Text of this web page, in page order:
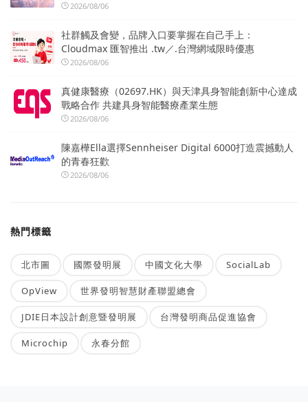
2026/08/06
社群觸及會變，品牌入口要掌握在自己手上：
Cloudmax 匯智推出 .tw／.台灣網域限時優惠
2026/08/06
真健康醫療（02697.HK）與天津具身智能創新中心達成
戰略合作 共建具身智能醫療產業生態
2026/08/06
陳嘉樺Ella選擇Sennheiser Digital 6000打造震撼動人
的青春狂歡
2026/08/06
熱門標籤
北市圖 國際發明展 中國文化大學 SocialLab
OpView 世界發明智慧財產聯盟總會
JDIE日本設計創意暨發明展 台灣發明商品促進協會
Microchip 永春分館